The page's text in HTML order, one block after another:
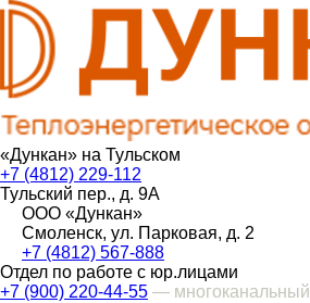
«Дункан» на Тульском
+7 (4812) 229-112
Тульский пер., д. 9А
ООО «Дункан»
Смоленск, ул. Парковая, д. 2
+7 (4812) 567-888
Отдел по работе с юр.лицами
+7 (900) 220-44-55 — многоканальный